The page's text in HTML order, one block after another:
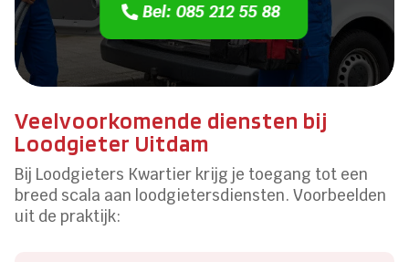
Bel: 085 212 55 88
Veelvoorkomende diensten bij
Loodgieter Uitdam
Bij Loodgieters Kwartier krijg je toegang tot een
breed scala aan loodgietersdiensten. Voorbeelden
uit de praktijk: